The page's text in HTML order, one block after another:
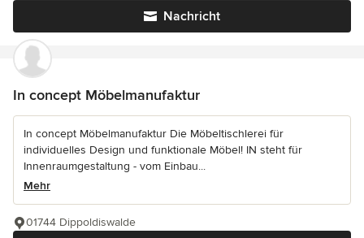
Nachricht
In concept Möbelmanufaktur
In concept Möbelmanufaktur Die Möbeltischlerei für
individuelles Design und funktionale Möbel! IN steht für
Innenraumgestaltung - vom Einbau...
Mehr
01744 Dippoldiswalde